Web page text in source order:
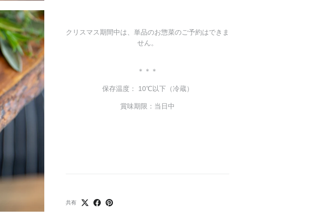
クリスマス期間中は、単品のお惣菜のご予約はできま
せん。
＊＊＊
保存温度： 10℃以下（冷蔵）
賞味期限：当日中
共有